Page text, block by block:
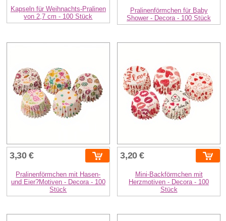
Kapseln für Weihnachts-Pralinen
von 2,7 cm - 100 Stück
Pralinenförmchen für Baby
Shower - Decora - 100 Stück
3,30 €
Pralinenförmchen mit Hasen-
und Eier?Motiven - Decora - 100
Stück
3,20 €
Mini-Backförmchen mit
Herzmotiven - Decora - 100
Stück